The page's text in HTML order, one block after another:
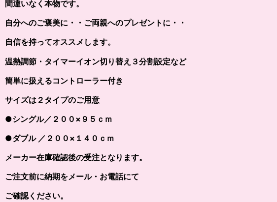
間違いなく本物です。
自分へのご褒美に・・ご両親へのプレゼントに・・
自信を持ってオススメします。
温熱調節・タイマーイオン切り替え３分割設定など
簡単に扱えるコントローラー付き
サイズは２タイプのご用意
●シングル／２００×９５ｃｍ
●ダブル ／２００×１４０ｃｍ
メーカー在庫確認後の受注となります。
ご注文前に納期をメール・お電話にて
ご確認ください。